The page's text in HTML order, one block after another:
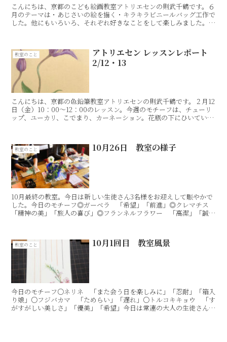
こんにちは、京都のこども絵画教室アトリエセンの則武千鶴です。６
月のテーマは・あじさいの絵を描く・キラキラビニールバッグ工作で
した。他にもいろいろ、それぞれ好きなことをして楽しみました。◎
教室のこと
アトリエセン レッスンレポート
2/12・13
こんにちは、京都の色鉛筆教室アトリエセンの則武千鶴です。２月12
日（金）10：00〜12：00のレッスン。今週のモチーフは、チューリ
ップ、ユーカリ、こでまり、カーネーション。花瓶の下にひいている
教室のこと 10月26日 教室の様子
10月最終の教室。今日は新しい生徒さん3名様をお迎えして賑やかで
した。今日のモチーフ◎ガーベラ 「希望」「前進」◎クレマチス
「精神の美」「旅人の喜び」◎フランネルフラワー 「高潔」「誠
教室のこと 10月1回目 教室風景
今日のモチーフ○ネリネ 「また会う日を楽しみに」「忍耐」「箱入
り娘」○フジバカマ 「ためらい」「遅れ」○トルコキキョウ 「す
がすがしい美しさ」「優美」「希望」今日は常連の大人の生徒さん3